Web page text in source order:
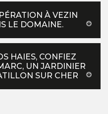
À VEZIN
LE DOMAINE.
HAIES, CONFIEZ
UN JARDINIER
SUR CHER